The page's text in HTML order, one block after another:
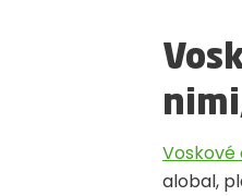
Voskové
alobal,